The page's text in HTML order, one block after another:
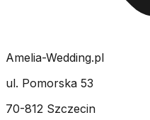
Amelia-Wedding.pl
ul. Pomorska 53
70-812 Szczecin